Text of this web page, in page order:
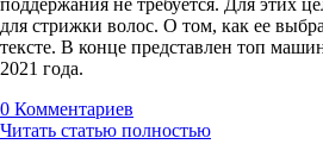
для стрижки волос. О том, как ее
тексте. В конце представлен топ
2021 года.
0 Комментариев
Читать статью полностью